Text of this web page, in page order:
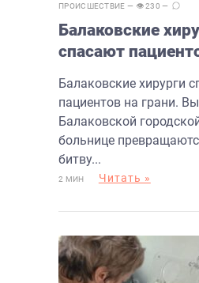
ПРОИСШЕСТВИЕ — 👁 230 —
Балаковские
спасают
Балаковские хирурги
пациентов на грани.
Балаковской
больнице
битву...
2 МИН Читать »